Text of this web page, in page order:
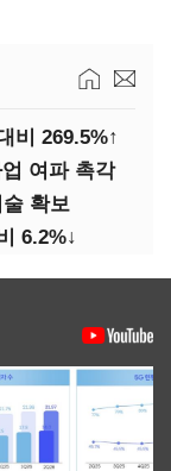
비 269.5%↑
여파 촉각
확보
6.2%↓